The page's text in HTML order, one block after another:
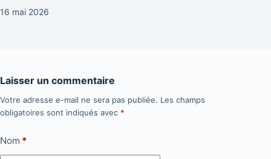
16 mai 2026
Laisser un commentaire
Votre adresse e-mail ne sera pas publiée. Les champs
obligatoires sont indiqués avec *
Nom *